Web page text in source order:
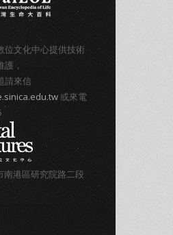
位文化中心提供技術
，
請來信
或來電
南港區研究院路二段